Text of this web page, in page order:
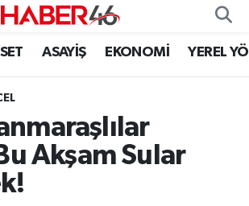
ASAYİŞ EKONOMİ YEREL
Akşam Sular
Namaz Vakitleri